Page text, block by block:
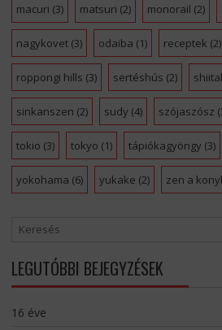
macuri (3) matsuri (2) monorail (2)
nagykovet(3) odaiba (1) receptek (2)
roppongi hills (3) sertéshús (2)
sinkanszen (2) sudy (4) szójaszósz
tokio (3) tokyo (1) tápiókagyöngy (3)
yokohama (6) yukake (2) zen a
LEGUTÓBBI BEJEGYZÉSEK
16 éve